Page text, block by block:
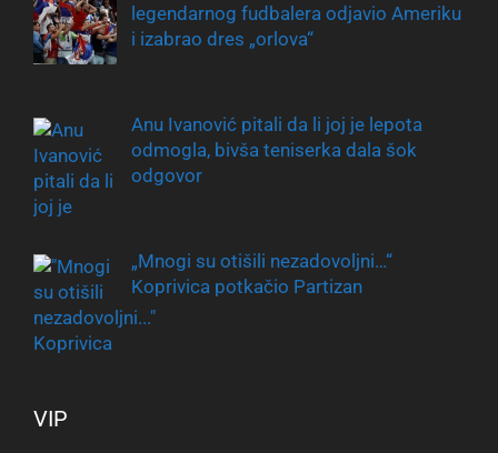
legendarnog fudbalera odjavio Ameriku
i izabrao dres „orlova“
Anu Ivanović pitali da li joj je lepota
odmogla, bivša teniserka dala šok
odgovor
„Mnogi su otišili nezadovoljni…“
Koprivica potkačio Partizan
VIP